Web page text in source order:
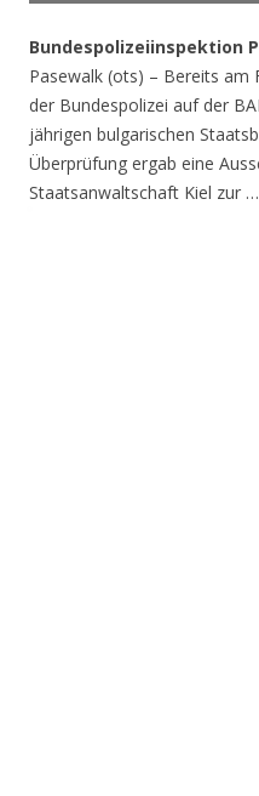
Bundespolizeiinspektion
Pasewalk (ots) – Bereits
der Bundespolizei auf der
jährigen bulgarischen
Überprüfung ergab eine
Staatsanwaltschaft Kiel zur …